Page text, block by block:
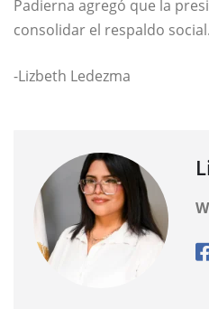
Padierna agregó que la
consolidar el respaldo social.
-Lizbeth Ledezma